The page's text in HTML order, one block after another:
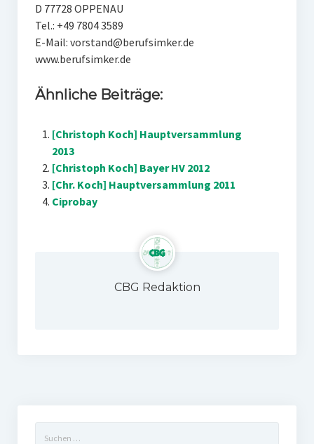
D 77728 OPPENAU
Tel.: +49 7804 3589
E-Mail: vorstand@berufsimker.de
www.berufsimker.de
Ähnliche Beiträge:
[Christoph Koch] Hauptversammlung
2013
[Christoph Koch] Bayer HV 2012
[Chr. Koch] Hauptversammlung 2011
Ciprobay
CBG Redaktion